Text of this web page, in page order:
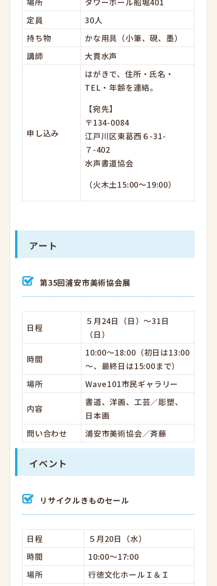
定員
30人
持ち物
かな用具（小筆、硯、墨）
講師
大貫水声
申し込み
はがきで、住所・氏名・
TEL・年齢を連絡。
【宛先】
〒134-0084
江戸川区東葛西６-31-
７-402
水声書道協会
（火木土15:00～19:00）
アート
第35回浦安市美術協会展
日程
５月24日（日）～31日
（日）
時間
10:00～18:00（初日は13:00
～、最終日は15:00まで）
場所
Wave101市民ギャラリー
内容
書道、洋画、工芸／彫塑、
日本画
問い合わせ
浦安市美術協会／斉藤
イベント
リサイクルきものセール
日程
５月20日（水）
時間
10:00～17:00
場所
行徳文化ホールＩ＆Ｉ